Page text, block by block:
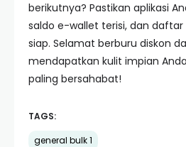
berikutnya? Pastikan aplikasi
saldo e-wallet terisi, dan daftar
siap. Selamat berburu diskon
mendapatkan kulit impian
paling bersahabat!
TAGS:
general bulk 1